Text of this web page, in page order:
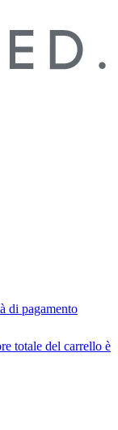
di pagamento
totale del carrello è